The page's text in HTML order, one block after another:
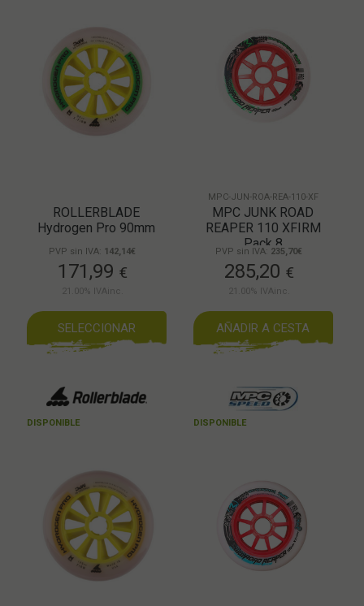
ROLLERBLADE
Hydrogen Pro 90mm
PVP sin IVA: 142,14€
171,99 €
21.00% IVAinc.
SELECCIONAR
MPC-JUN-ROA-REA-110-XF
MPC JUNK ROAD
REAPER 110 XFIRM
Pack 8
PVP sin IVA: 235,70€
285,20 €
21.00% IVAinc.
AÑADIR A CESTA
DISPONIBLE DISPONIBLE